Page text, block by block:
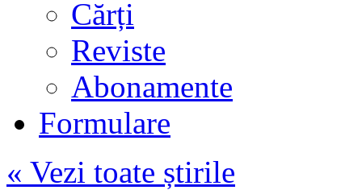
Cărți
Reviste
Abonamente
Formulare
« Vezi toate știrile